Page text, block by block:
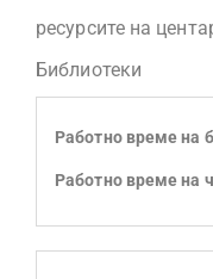
ресурсите на
Библиотеки
Работно време на
Работно време на